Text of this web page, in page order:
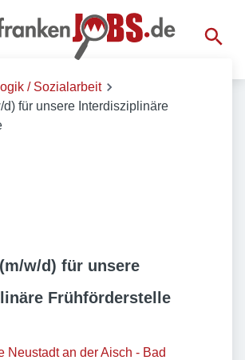
/ Sozialarbeit
d) für unsere Interdisziplinäre
w/d) für unsere
Frühförderstelle
Neustadt an der Aisch - Bad